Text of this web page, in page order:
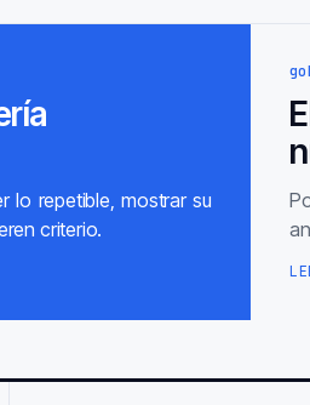
lo repetible, mostrar su
criterio.